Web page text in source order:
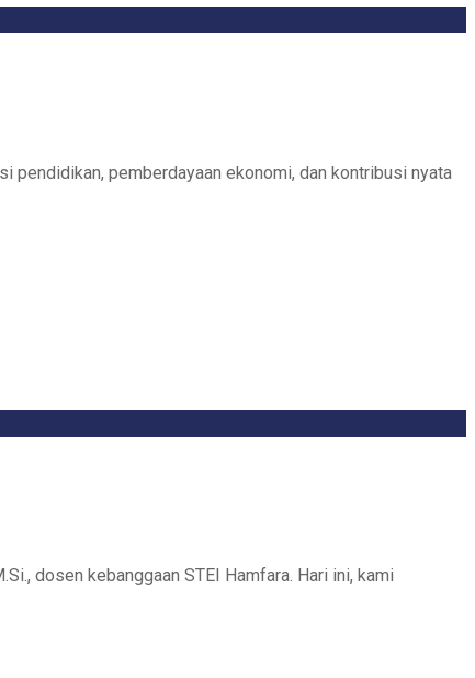
pendidikan, pemberdayaan ekonomi, dan kontribusi nyata
dosen kebanggaan STEI Hamfara. Hari ini, kami